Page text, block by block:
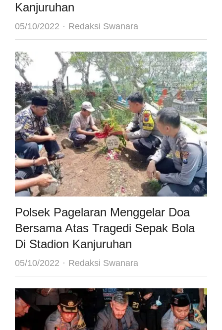
Kanjuruhan
05/10/2022 Author
Redaksi Swanara
Polsek Pagelaran Menggelar Doa
Bersama Atas Tragedi Sepak Bola
Di Stadion Kanjuruhan
05/10/2022 Author
Redaksi Swanara